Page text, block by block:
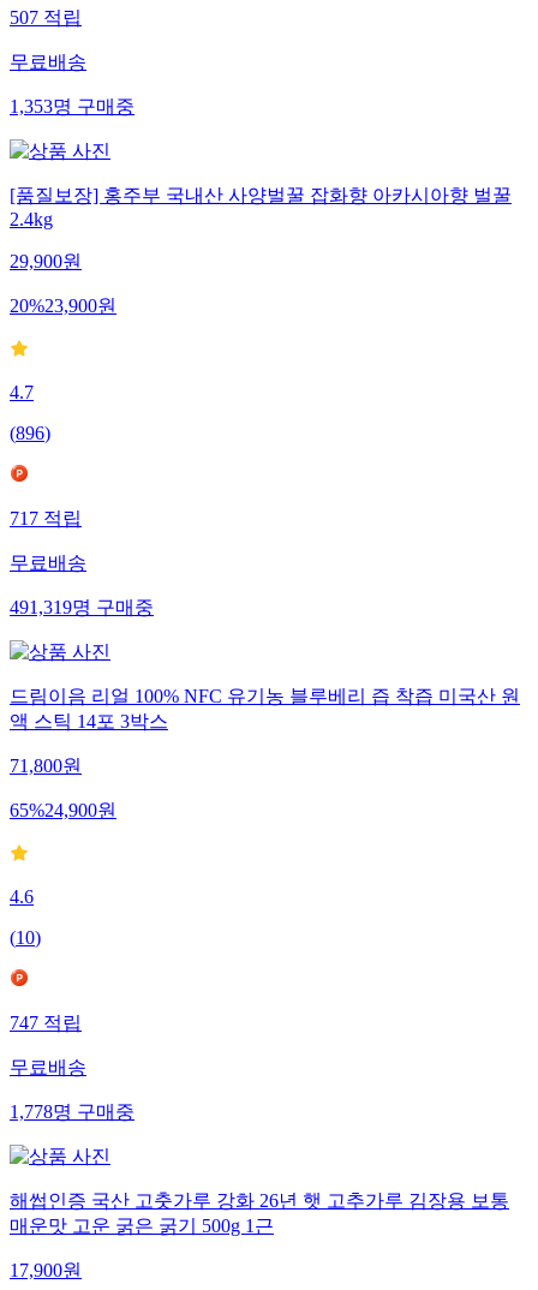
507적립
무료배송
1,353명구매중
[품질보장] 홍주부 국내산 사양벌꿀 잡화향 아카시아향 벌꿀
2.4kg
29,900원
20%23,900원
4.7
(896)
717적립
무료배송
491,319명구매중
드림이음 리얼 100% NFC 유기농 블루베리 즙 착즙 미국산 원
액 스틱 14포 3박스
71,800원
65%24,900원
4.6
(10)
747적립
무료배송
1,778명구매중
해썹인증 국산 고춧가루 강화 26년 햇 고추가루 김장용 보통
매운맛 고운 굵은 굵기 500g 1근
17,900원